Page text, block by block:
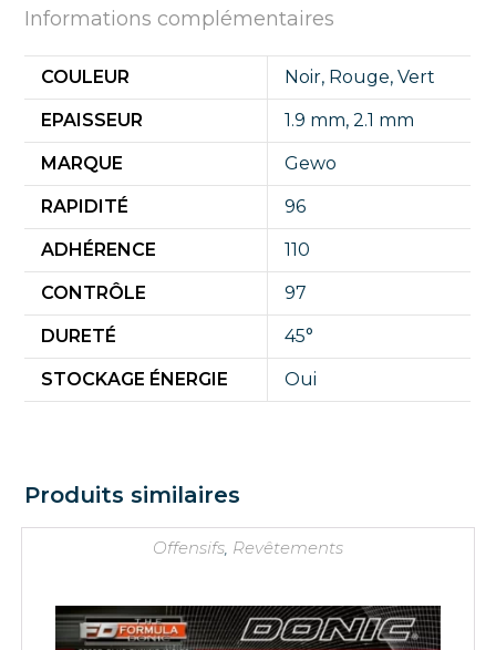
Informations complémentaires
COULEUR Noir, Rouge,Vert
EPAISSEUR 1.9 mm,2.1 mm
MARQUE Gewo
RAPIDITÉ 96
ADHÉRENCE 110
CONTRÔLE 97
DURETÉ 45°
STOCKAGE ÉNERGIE Oui
Produits similaires
Offensifs, Revêtements